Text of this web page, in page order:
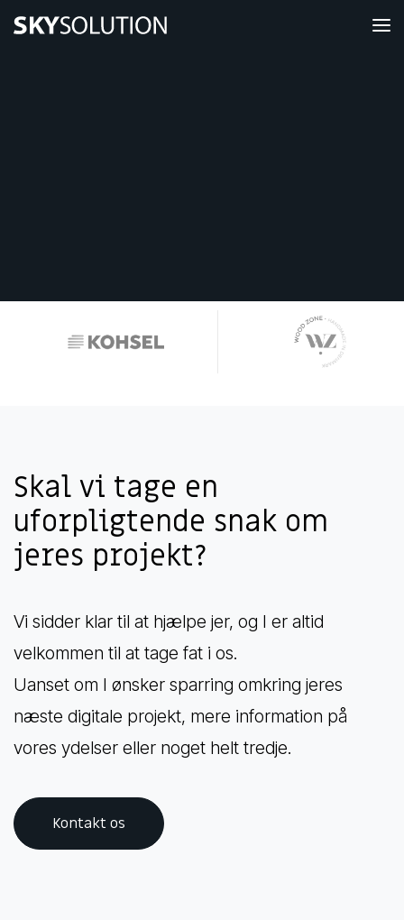
Skal vi tage en
uforpligtende snak om
jeres projekt?
Vi sidder klar til at hjælpe jer, og I er altid
velkommen til at tage fat i os.
Uanset om I ønsker sparring omkring jeres
næste digitale projekt, mere information på
vores ydelser eller noget helt tredje.
Kontakt os